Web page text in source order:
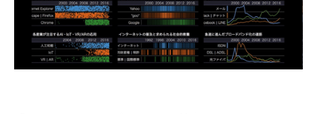
マーケ×ITの今がよく分かる
ITエンジニア向け専門サイト
企業向けIT製品の総合サイト